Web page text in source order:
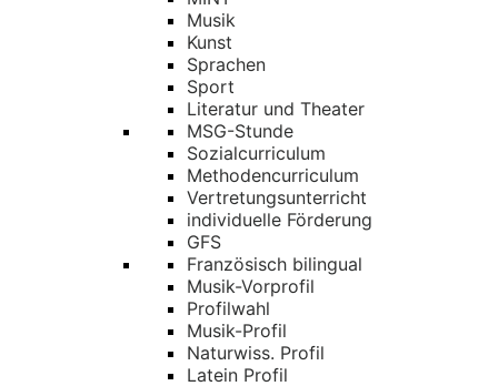
Musik
Kunst
Sprachen
Sport
Literatur und Theater
MSG-Stunde
Sozialcurriculum
Methodencurriculum
Vertretungsunterricht
individuelle Förderung
GFS
Französisch bilingual
Musik-Vorprofil
Profilwahl
Musik-Profil
Naturwiss. Profil
Latein Profil